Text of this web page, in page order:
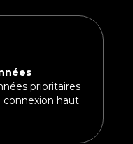
prioritaires
connexion haut